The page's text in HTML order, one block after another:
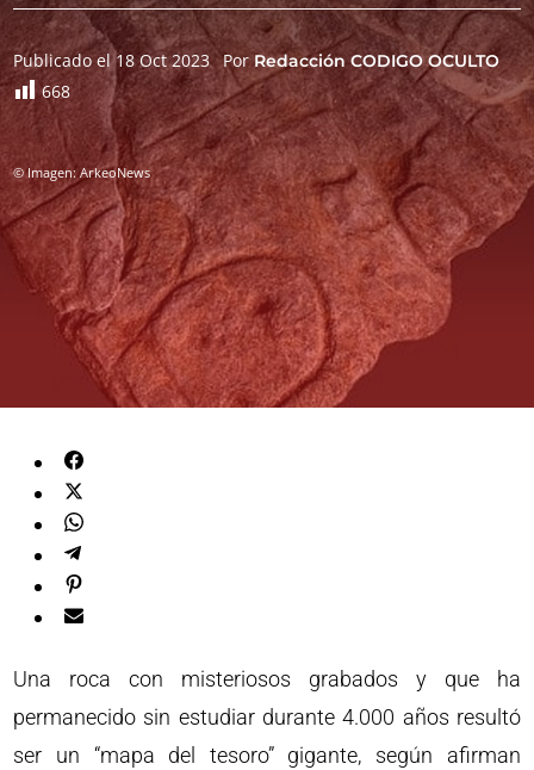
Publicado el 18 Oct 2023 PorRedacción CODIGO OCULTO
668
© Imagen: ArkeoNews
Una roca con misteriosos grabados y que ha
permanecido sin estudiar durante 4.000 años resultó
ser un “mapa del tesoro” gigante, según afirman